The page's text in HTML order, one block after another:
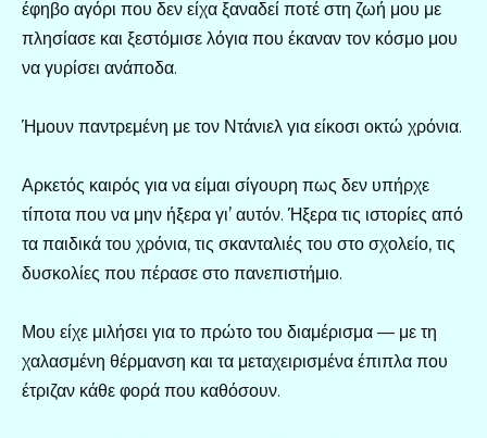
έφηβο αγόρι που δεν είχα ξαναδεί ποτέ στη ζωή μου με
πλησίασε και ξεστόμισε λόγια που έκαναν τον κόσμο μου
να γυρίσει ανάποδα.
Ήμουν παντρεμένη με τον Ντάνιελ για είκοσι οκτώ χρόνια.
Αρκετός καιρός για να είμαι σίγουρη πως δεν υπήρχε
τίποτα που να μην ήξερα γι’ αυτόν. Ήξερα τις ιστορίες από
τα παιδικά του χρόνια, τις σκανταλιές του στο σχολείο, τις
δυσκολίες που πέρασε στο πανεπιστήμιο.
Μου είχε μιλήσει για το πρώτο του διαμέρισμα — με τη
χαλασμένη θέρμανση και τα μεταχειρισμένα έπιπλα που
έτριζαν κάθε φορά που καθόσουν.